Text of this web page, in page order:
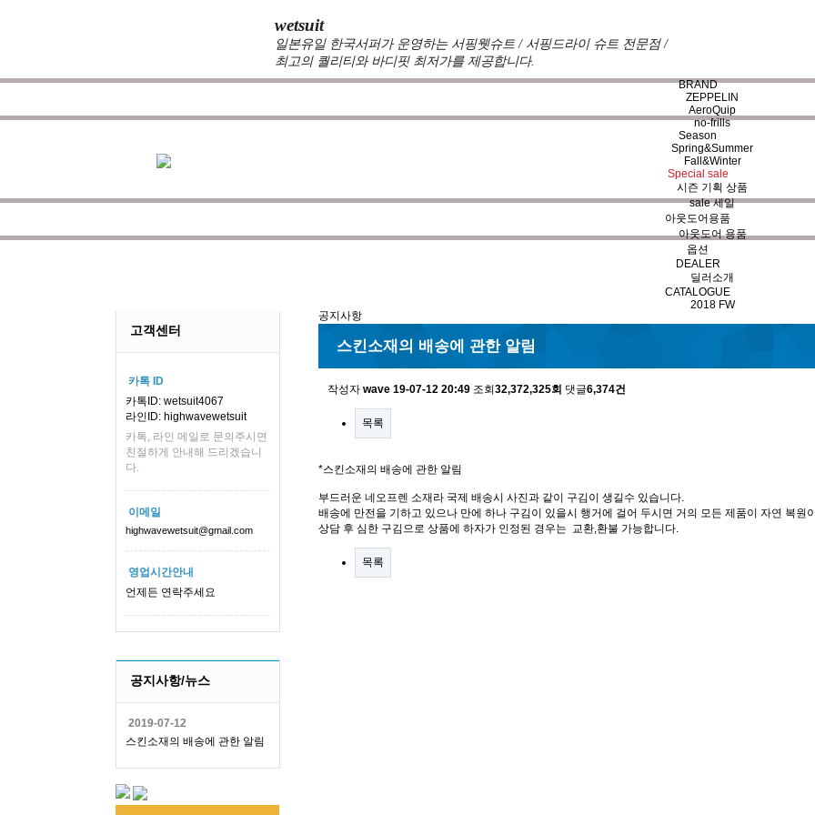
wetsuit
일본유일 한국서퍼가 운영하는 서핑웻슈트 / 서핑드라이 슈트 전문점 /
최고의 퀄리티와 바디핏 최저가를 제공합니다.
BRAND
ZEPPELIN
AeroQuip
no-frills
Season
Spring&Summer
Fall&Winter
Special sale
시즌 기획 상품
sale 세일
아웃도어용품
아웃도어 용품
옵션
DEALER
딜러소개
CATALOGUE
2018 FW
zeppelin wetsuits
는 서퍼들의 느낌과 의견를 듣고 적극 반영하여 매시즌 진화한 슈트를 개발하여
을 기본으로하며 제작의 모든 과정에 완벽함을 추구하고 있으
고객센터
카톡 ID
카톡ID: wetsuit4067
라인ID: highwavewetsuit
카톡, 라인 메일로 문의주시면
친절하게 안내해 드리겠습니
다.
이메일
highwavewetsuit@gmail.com
영업시간안내
언제든 연락주세요
공지사항/뉴스
2019-07-12
스킨소재의 배송에 관한 알림
공지사항
스킨소재의 배송에 관한 알림
작성자 wave 19-07-12 20:49 조회 32,372,325회 댓글6,374건
목록
*스킨소재의 배송에 관한 알림
부드러운 네오프렌 소재라 국제 배송시 사진과 같이 구김이 생길수 있습니다.
배송에 만전을 기하고 있으나 만에 하나 구김이 있을시 행거에 걸어 두시면 거의 모든 제품이 자연 복원
상담 후 심한 구김으로 상품에 하자가 인정된 경우는 교환,환불 가능합니다.
목록